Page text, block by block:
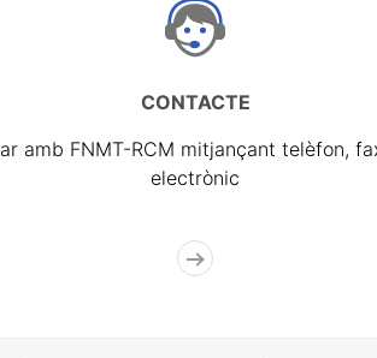
CONTACTE
amb FNMT-RCM mitjançant telèfon,
electrònic